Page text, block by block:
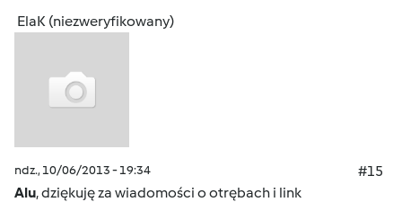
ElaK (niezweryfikowany)
ndz., 10/06/2013 - 19:34
#15
Alu, dziękuję za wiadomości o otrębach i link